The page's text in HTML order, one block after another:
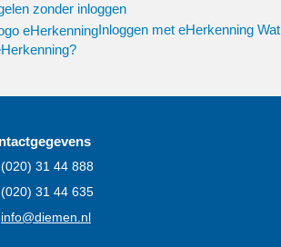
zonder inloggen
Inloggen met eHerkenning Wat
Telefoon
(020) 31 44 888
Fax
(020) 31 44 635
E-
info@diemen.nl